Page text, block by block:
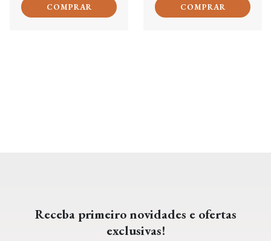
Receba primeiro novidades e ofertas
exclusivas!